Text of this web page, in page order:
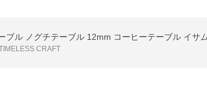
ブル ノグチテーブル 12mm コーヒーテーブル イ
CRAFT